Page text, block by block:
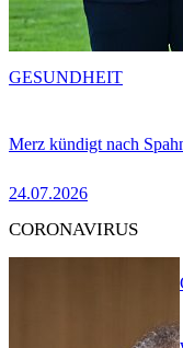
Merz kündigt nach
24.07.2026
GESUNDHEIT
CORONAVIRUS